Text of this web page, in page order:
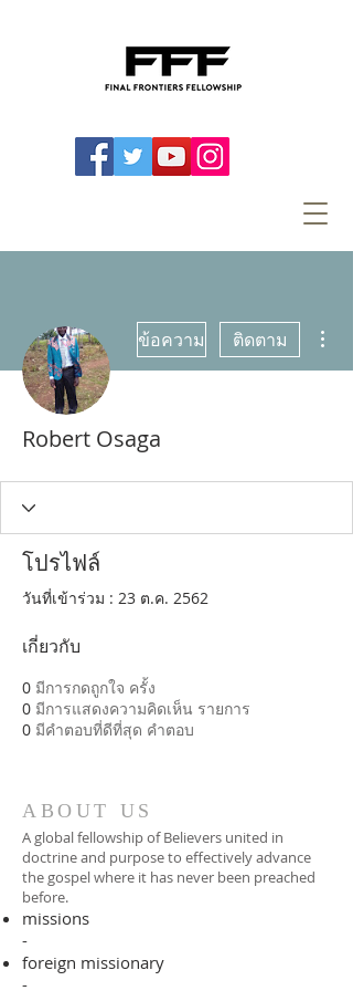
ข้อความ ติดตาม
Robert Osaga
โปรไฟล์
วันที่เข้าร่วม : 23 ต.ค. 2562
เกี่ยวกับ
0 มีการกดถูกใจ ครั้ง
0 มีการแสดงความคิดเห็น รายการ
0 มีคำตอบที่ดีที่สุด คำตอบ
ABOUT US
A global fellowship of Believers united in
doctrine and purpose to effectively advance
the gospel where it has never been preached
before.​
missions
-
foreign missionary
-